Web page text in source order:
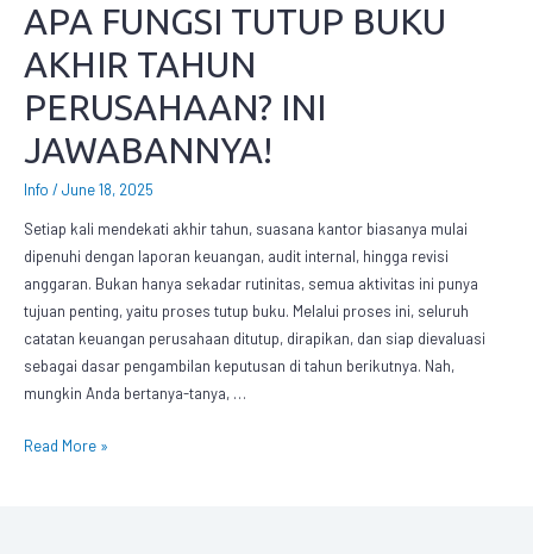
APA FUNGSI TUTUP BUKU
AKHIR TAHUN
PERUSAHAAN? INI
JAWABANNYA!
Info /June 18, 2025
Setiap kali mendekati akhir tahun, suasana kantor biasanya mulai
dipenuhi dengan laporan keuangan, audit internal, hingga revisi
anggaran. Bukan hanya sekadar rutinitas, semua aktivitas ini punya
tujuan penting, yaitu proses tutup buku. Melalui proses ini, seluruh
catatan keuangan perusahaan ditutup, dirapikan, dan siap dievaluasi
sebagai dasar pengambilan keputusan di tahun berikutnya. Nah,
mungkin Anda bertanya-tanya, …
Read More »